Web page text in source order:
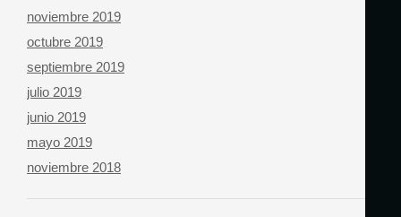
noviembre 2019
octubre 2019
septiembre 2019
julio 2019
junio 2019
mayo 2019
noviembre 2018